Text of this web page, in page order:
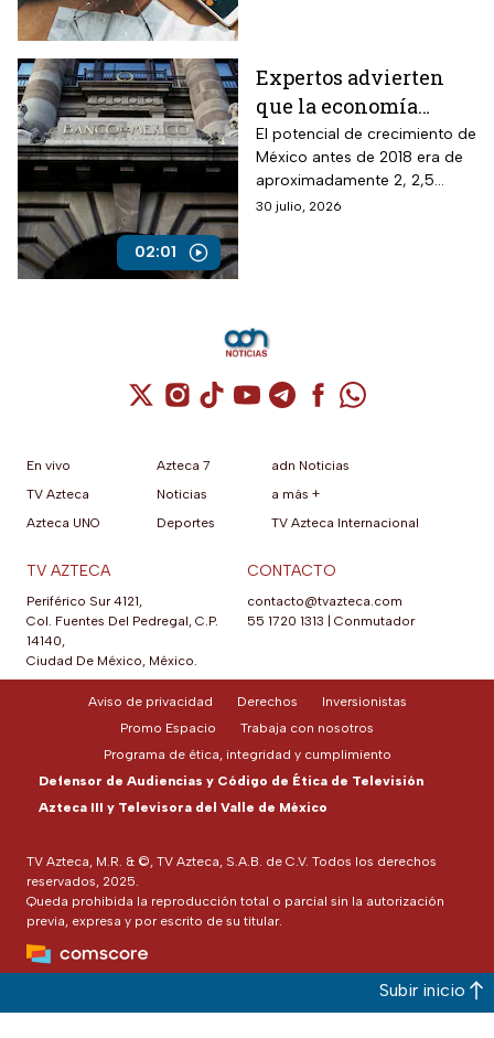
02:01
Expertos advierten
que la economía
mexicana esta al
borde del colapso
El potencial de crecimiento de
México antes de 2018 era de
aproximadamente 2, 2,5
puntos del PIB y ahora por la
30 julio, 2026
Cuenta de X / Twitter (se abre en una
Cuenta de Instagram (se abre en una
Cuenta de TikTok (se abre en
Cuenta de YouTube (se abre
Cuenta de Telegram (se
Cuenta de
Cuenta de
En vivo
TV Azteca
Azteca UNO
Azteca 7
Noticias
Deportes
adn Noticias
a más +
TV Azteca Internacional
TV AZTECA
Periférico Sur 4121,
Col. Fuentes Del Pedregal, C.P.
14140,
Ciudad De México, México.
CONTACTO
contacto@tvazteca.com
55 1720 1313
Conmutador
TV Azteca, M.R. & ©, TV Azteca, S.A.B. de C.V. Todos los derechos
reservados, 2025.
Queda prohibida la reproducción total o parcial sin la autorización
previa, expresa y por escrito de su titular.
Aviso de privacidad Derechos
Inversionistas
Promo Espacio
Trabaja con nosotros
Programa de ética, integridad y cumplimiento
Defensor de Audiencias y Código de Ética de Televisión
Azteca III y Televisora del Valle de México
Subir inicio